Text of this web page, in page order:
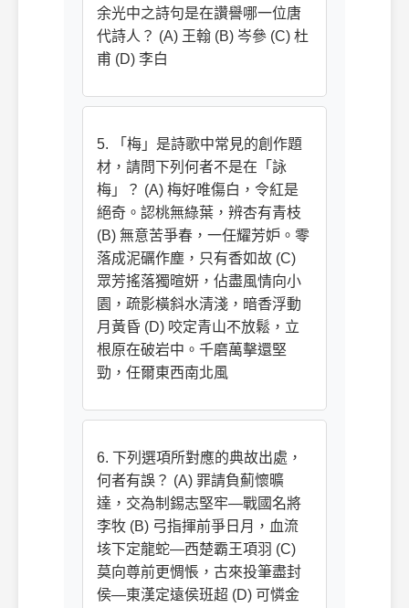
余光中之詩句是在讚譽哪一位唐
代詩人？ (A) 王翰 (B) 岑參 (C) 杜
甫 (D) 李白
5. 「梅」是詩歌中常見的創作題
材，請問下列何者不是在「詠
梅」？ (A) 梅好唯傷白，令紅是
絕奇。認桃無綠葉，辨杏有青枝
(B) 無意苦爭春，一任耀芳妒。零
落成泥礪作塵，只有香如故 (C)
眾芳搖落獨暄妍，佔盡風情向小
園，疏影橫斜水清淺，暗香浮動
月黃昏 (D) 咬定青山不放鬆，立
根原在破岩中。千磨萬擊還堅
勁，任爾東西南北風
6. 下列選項所對應的典故出處，
何者有誤？ (A) 罪請負薊懷曠
達，交為制錫志堅牢—戰國名將
李牧 (B) 弓指揮前爭日月，血流
垓下定龍蛇—西楚霸王項羽 (C)
莫向尊前更惆悵，古來投筆盡封
侯—東漢定遠侯班超 (D) 可憐金